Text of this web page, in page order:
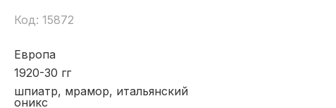
Код: 15872
Европа
1920-30 гг
шпиатр, мрамор, итальянский
оникс